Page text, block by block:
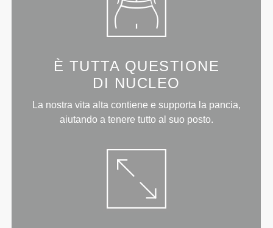
È TUTTA QUESTIONE
DI NUCLEO
La nostra vita alta contiene e supporta la pancia,
aiutando a tenere tutto al suo posto.